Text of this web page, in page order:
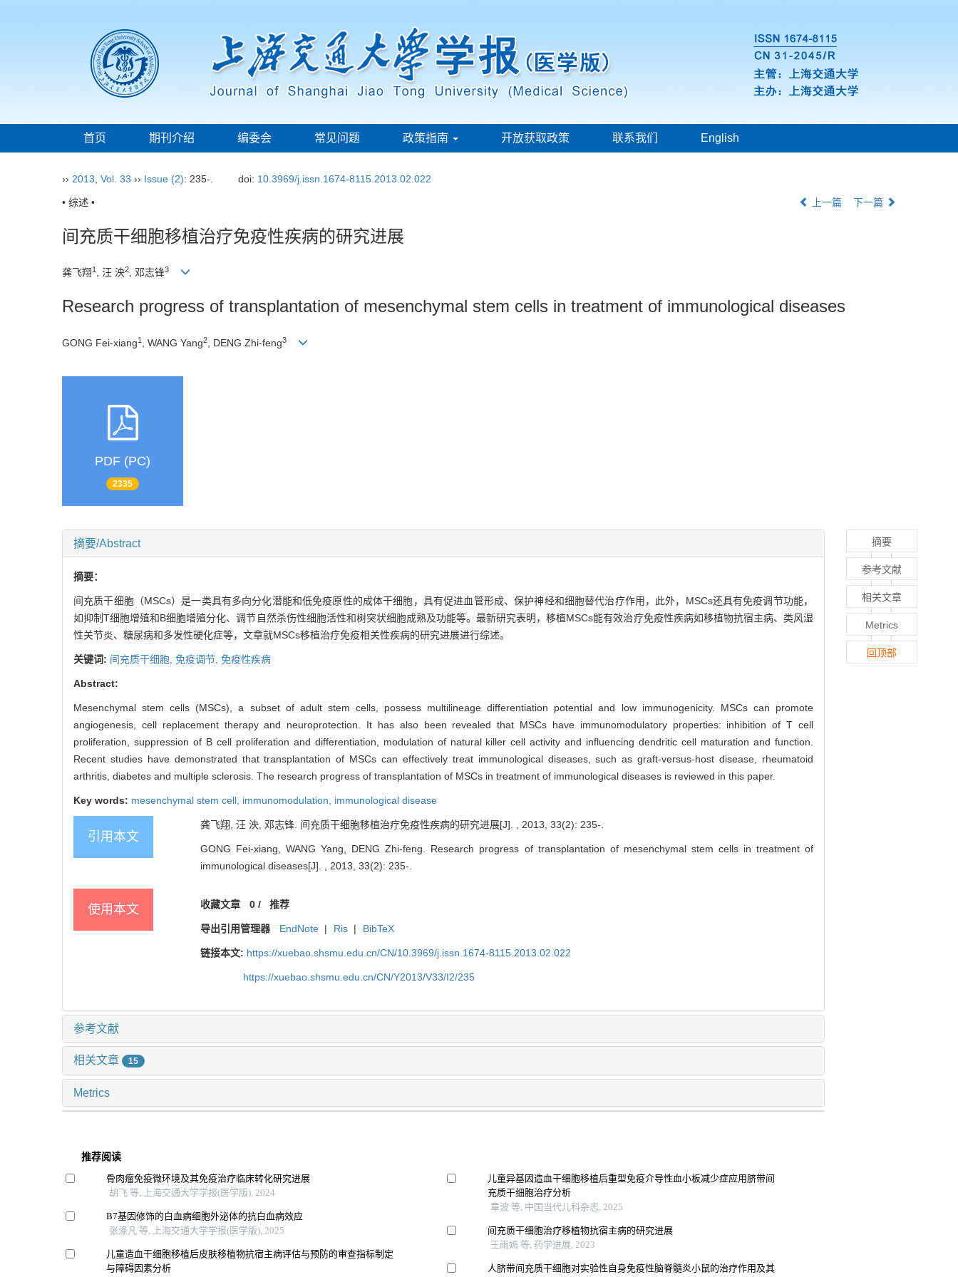
首页 期刊介绍 编委会 常见问题 政策指南 开放获取政策 联系我们 English
›› 2013 Vol. 33 ›› Issue (2): 235-. doi: 10.3969/j.issn.1674-8115.2013.02.022
• 综述 • 上一篇 下一篇
间充质干细胞移植治疗免疫性疾病的研究进展
龚飞翔 1 , 汪 泱2, 邓志锋3
Research progress of transplantation of mesenchymal stem cells in treatment of immunological diseases
GONG Fei-xiang1 , WANG Yang2 , DENG Zhi-feng3
PDF (PC)
2335
摘要/Abstract
摘要：
间充质干细胞（MSCs）是一类具有多向分化潜能和低免疫原性的成体干细胞，具有促进血管形成、保护神经和细胞替代治疗作用，此外，MSCs还具有免疫调节功能，
如抑制T细胞增殖和B细胞增殖分化、调节自然杀伤性细胞活性和树突状细胞成熟及功能等。最新研究表明，移植MSCs能有效治疗免疫性疾病如移植物抗宿主病、类风湿
性关节炎、糖尿病和多发性硬化症等，文章就MSCs移植治疗免疫相关性疾病的研究进展进行综述。
关键词: 间充质干细胞, 免疫调节, 免疫性疾病
Abstract:
Mesenchymal stem cells (MSCs), a subset of adult stem cells, possess multilineage differentiation potential and low immunogenicity. MSCs can promote
angiogenesis, cell replacement therapy and neuroprotection. It has also been revealed that MSCs have immunomodulatory properties: inhibition of T cell
proliferation, suppression of B cell proliferation and differentiation, modulation of natural killer cell activity and influencing dendritic cell maturation and function.
Recent studies have demonstrated that transplantation of MSCs can effectively treat immunological diseases, such as graft-versus-host disease, rheumatoid
arthritis, diabetes and multiple sclerosis. The research progress of transplantation of MSCs in treatment of immunological diseases is reviewed in this paper.
Key words: mesenchymal stem cell, immunomodulation, immunological disease
引用本文
龚飞翔, 汪 泱, 邓志锋. 间充质干细胞移植治疗免疫性疾病的研究进展[J]. , 2013, 33(2): 235-.
GONG Fei-xiang, WANG Yang, DENG Zhi-feng. Research progress of transplantation of mesenchymal stem cells in treatment of
immunological diseases[J]. , 2013, 33(2): 235-.
使用本文 收藏文章 0/ 推荐
导出引用管理器 EndNote | Ris | BibTeX
链接本文: https://xuebao.shsmu.edu.cn/CN/10.3969/j.issn.1674-8115.2013.02.022
https://xuebao.shsmu.edu.cn/CN/Y2013/V33/I2/235
参考文献
相关文章 15
Metrics
推荐阅读
骨肉瘤免疫微环境及其免疫治疗临床转化研究进展
胡飞 等, 上海交通大学学报(医学版), 2024
B7基因修饰的白血病细胞外泌体的抗白血病效应
张涤凡 等, 上海交通大学学报(医学版), 2025
儿童造血干细胞移植后皮肤移植物抗宿主病评估与预防的审查指标制定
与障碍因素分析
儿童异基因造血干细胞移植后重型免疫介导性血小板减少症应用脐带间
充质干细胞治疗分析
章波 等, 中国当代儿科杂志, 2025
间充质干细胞治疗移植物抗宿主病的研究进展
王雨嫣 等, 药学进展, 2023
人脐带间充质干细胞对实验性自身免疫性脑脊髓炎小鼠的治疗作用及其
摘要
参考文献
相关文章
Metrics
回顶部